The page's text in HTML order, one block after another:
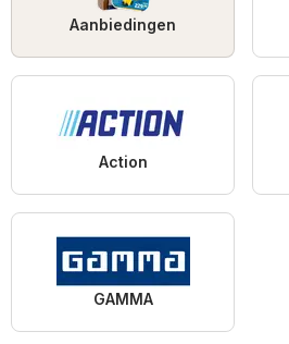
Aanbiedingen
Action
GAMMA